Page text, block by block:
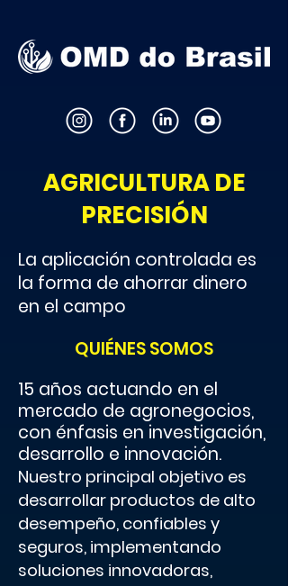
AGRICULTURA DE
PRECISIÓN
La aplicación controlada es
la forma de ahorrar dinero
en el campo
QUIÉNES SOMOS
15 años actuando en el
mercado de agronegocios,
con énfasis en investigación,
desarrollo e innovación.
Nuestro principal objetivo es
desarrollar productos de alto
desempeño, confiables y
seguros, implementando
soluciones innovadoras,